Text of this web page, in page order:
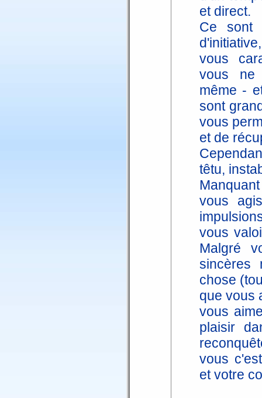
et direct.
Ce sont
vous
vous ne
même -
sont
vous
et de
têtu,
vous
vous
Malgré
sincères
chose
que vous
vous
plaisir
vous
et votre